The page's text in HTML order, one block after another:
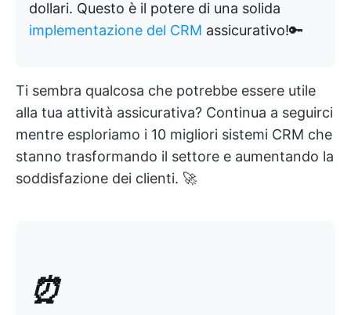
dollari. Questo è il potere di una solida
implementazione del CRM assicurativo!🔑
Ti sembra qualcosa che potrebbe essere utile
alla tua attività assicurativa? Continua a seguirci
mentre esploriamo i 10 migliori sistemi CRM che
stanno trasformando il settore e aumentando la
soddisfazione dei clienti. 🚀
⏰